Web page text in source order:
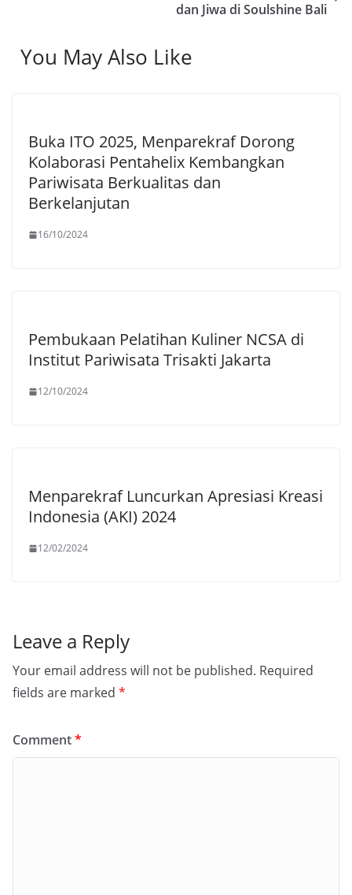
dan Jiwa di Soulshine Bali
You May Also Like
Buka ITO 2025, Menparekraf Dorong
Kolaborasi Pentahelix Kembangkan
Pariwisata Berkualitas dan
Berkelanjutan
16/10/2024
Pembukaan Pelatihan Kuliner NCSA di
Institut Pariwisata Trisakti Jakarta
12/10/2024
Menparekraf Luncurkan Apresiasi Kreasi
Indonesia (AKI) 2024
12/02/2024
Leave a Reply
Your email address will not be published. Required
fields are marked *
Comment*